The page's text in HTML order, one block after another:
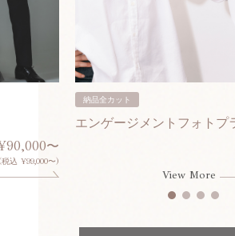
〜
(税込 ¥99,000〜)
納品全カット
エンゲージメントフォトプ
View More